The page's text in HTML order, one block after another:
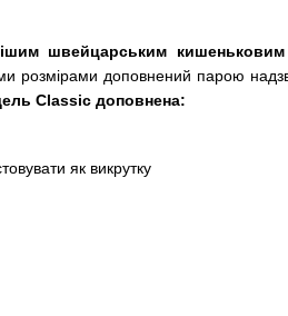
швейцарським
розмірами доповнений парою
Classic доповнена:
як викрутку